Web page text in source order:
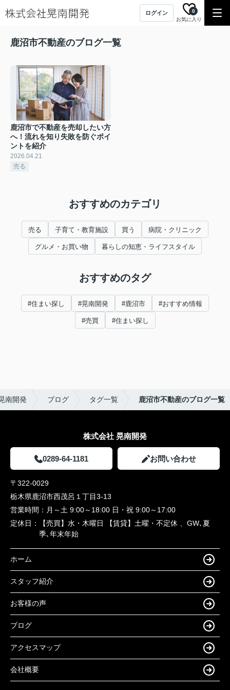
ログイン
お気に入り
0
鹿沼市不動産のブログ一覧
鹿沼市で不動産を売却したい方
へ！流れを知り失敗を防ぐポイ
ントを紹介
2026.04.21
売る
おすすめのカテゴリ
売る 子育て・教育施設 買う 病院・クリニック
グルメ・お買い物 暮らしの知恵・ライフスタイル
おすすめのタグ
#住まい探し #晃南開発 #鹿沼市 #おすすめ情報
#売買 #住まい探し
南開発 ブログ タグ一覧 鹿沼市不動産のブログ一覧
株式会社 晃南開発
0289-64-1181 お問い合わせ
〒322-0029
栃木県鹿沼市西茂呂１丁目3-13
営業時間： 月～土 9:00～18:00 日・祝 9:00～17:00
定休日：
【売買】水・木曜日 【賃貸】土曜・不定休 、GW､夏
季､年末年始
ホーム
スタッフ紹介
お客様の声
ブログ
アクセスマップ
会社概要